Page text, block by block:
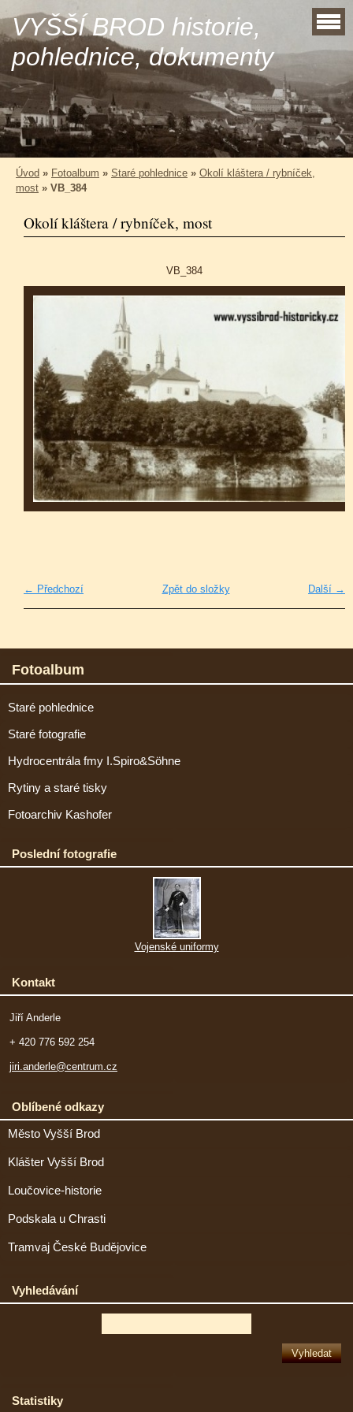
VYŠŠÍ BROD historie,
pohlednice, dokumenty
Úvod » Fotoalbum » Staré pohlednice » Okolí kláštera / rybníček,
most » VB_384
Okolí kláštera / rybníček, most
VB_384
← Předchozí Další →
Zpět do složky
Fotoalbum
Staré pohlednice
Staré fotografie
Hydrocentrála fmy I.Spiro&Söhne
Rytiny a staré tisky
Fotoarchiv Kashofer
Poslední fotografie
Vojenské uniformy
Kontakt
Jiří Anderle
+ 420 776 592 254
jiri.anderle@centrum.cz
Oblíbené odkazy
Město Vyšší Brod
Klášter Vyšší Brod
Loučovice-historie
Podskala u Chrasti
Tramvaj České Budějovice
Vyhledávání
Statistiky